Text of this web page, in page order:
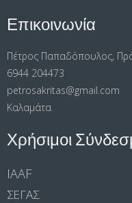
Επικοινωνία
Πέτρος Παπαδόπουλος,
6944 204473
petrosakritas@gmail.com
Καλαμάτα
Χρήσιμοι
IAAF
ΣΕΓΑΣ